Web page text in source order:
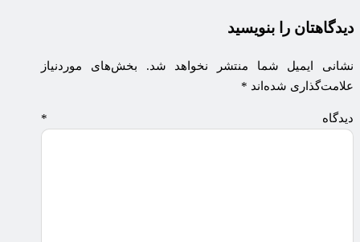
دیدگاهتان را بنویسید
نشانی ایمیل شما منتشر نخواهد شد.
بخش‌های موردنیاز
علامت‌گذاری شده‌اند *
دیدگاه *